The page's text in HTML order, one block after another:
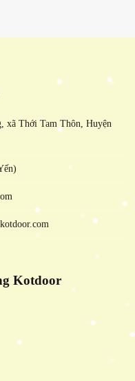
xã Thới Tam Thôn, Huyện
Kotdoor